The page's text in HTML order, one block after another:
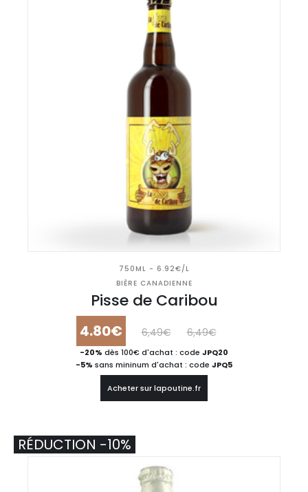
750ML - 6.92€/L
BIÈRE CANADIENNE
Pisse de Caribou
4.80€ 6,49€ 6,49€
-20% dès 100€ d'achat : code JPQ20
-5% sans mininum d'achat : code JPQ5
Acheter sur lapoutine.fr
RÉDUCTION -10%